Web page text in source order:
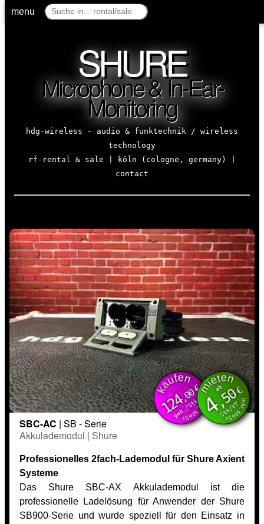
menu
SHURE
Microphone & In-Ear-
Monitoring
hdg-wireless - audio & funktechnik / wireless
technology
rf-rental & sale | köln (cologne, germany) |
contact
kaufen
inkl. MwSt.
124,00€
geb./Stkmieten
inkl. MwSt.
ab
4,50€
Stk/VT
SBC-AC | SB - Serie
Akkulademodul | Shure
Professionelles 2fach-Lademodul für Shure Axient
Systeme
Das Shure SBC-AX Akkulademodul ist die
professionelle Ladelösung für Anwender der Shure
SB900-Serie und wurde speziell für den Einsatz in